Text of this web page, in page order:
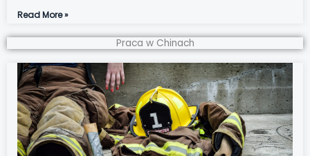
Read More »
Praca w Chinach